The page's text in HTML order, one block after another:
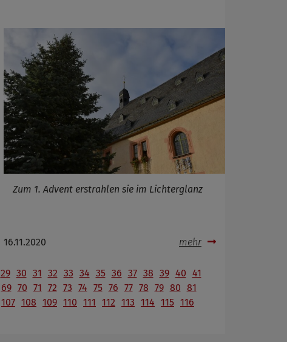
Zum 1. Advent erstrahlen sie im Lichterglanz
16.11.2020 mehr
29 30 31 32 33 34 35 36 37 38 39 40 41
69 70 71 72 73 74 75 76 77 78 79 80 81
107 108 109 110 111 112 113 114 115 116